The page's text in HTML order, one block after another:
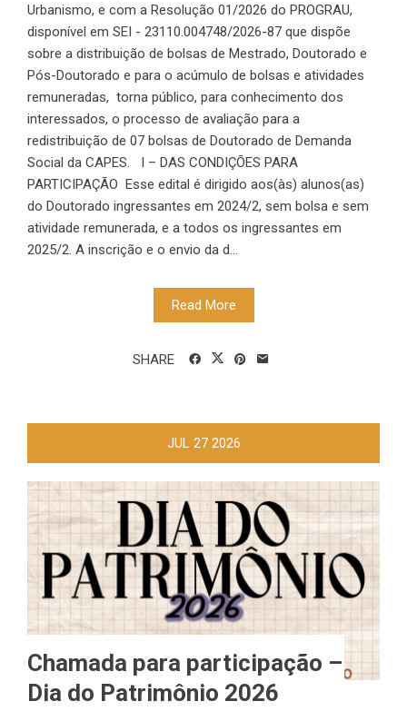
Urbanismo, e com a Resolução 01/2026 do PROGRAU,
disponível em SEI - 23110.004748/2026-87 que dispõe
sobre a distribuição de bolsas de Mestrado, Doutorado e
Pós-Doutorado e para o acúmulo de bolsas e atividades
remuneradas, torna público, para conhecimento dos
interessados, o processo de avaliação para a
redistribuição de 07 bolsas de Doutorado de Demanda
Social da CAPES. I – DAS CONDIÇÕES PARA
PARTICIPAÇÃO Esse edital é dirigido aos(às) alunos(as)
do Doutorado ingressantes em 2024/2, sem bolsa e sem
atividade remunerada, e a todos os ingressantes em
2025/2. A inscrição e o envio da d...
Read More
SHARE
JUL 27 2026
Chamada para participação –
Dia do Patrimônio 2026